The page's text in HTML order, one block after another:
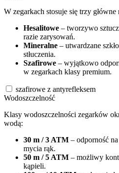
W zegarkach stosuje się trzy główne
Hesalitowe – tworzywo
razie zarysowań.
Mineralne – utwardzane
stłuczenia.
Szafirowe – wyjątkowo
w zegarkach klasy premium.
szafirowe z antyrefleksem
Wodoszczelność
Klasy wodoszczelności zegarków
wodą:
30 m / 3 ATM – odporność
mycia rąk.
50 m / 5 ATM – możliwy
kąpieli.